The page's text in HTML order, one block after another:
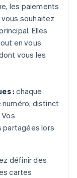
les paiements
souhaitez
Elles
en vous
vous les
: chaque
distinct
partagées lors
définir des
cartes